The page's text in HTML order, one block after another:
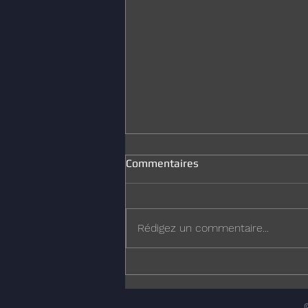
Joyeux Noël
Commentaires
Rédigez un commentaire...